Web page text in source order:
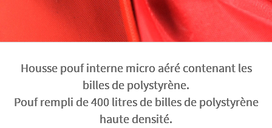
Housse pouf interne micro aéré contenant les
billes de polystyrène.
Pouf rempli de 400 litres de billes de polystyrène
haute densité.